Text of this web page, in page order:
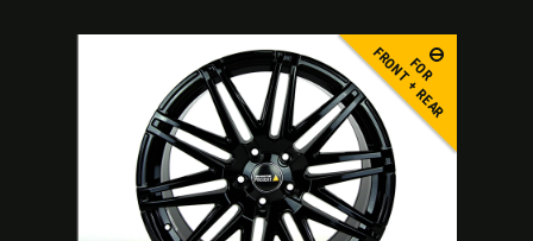
FOR
FRONT + REAR